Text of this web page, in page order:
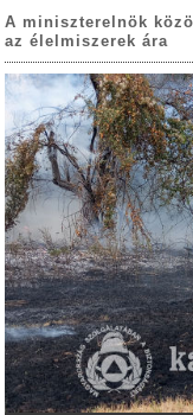
A miniszterelnök
az élelmiszerek ára